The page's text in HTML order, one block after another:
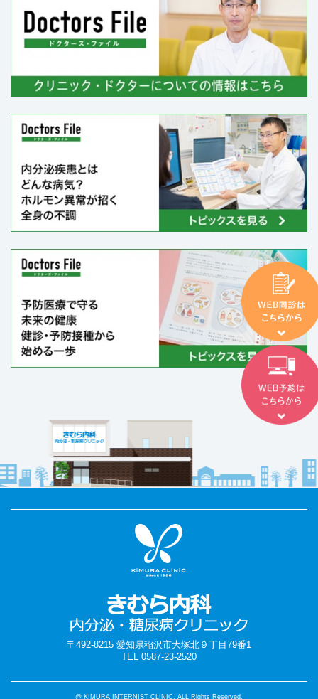
〒492-8215 愛知県稲沢市大塚北９丁目79番1
TEL 0587-23-2520
@ KIMURA INTERNIST CLINIC, ALL Rights Reserved.